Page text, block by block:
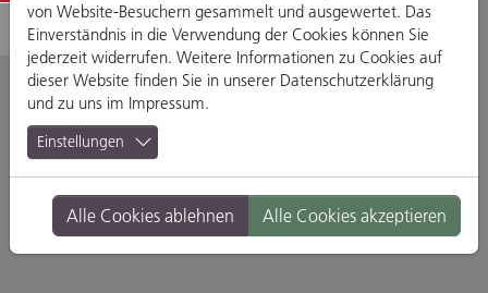
Café Charlotte
Untere Bachgasse 5, 93047 Regensburg
Branche: Cafés
Standort: Altstadt
von Website-Besuchern gesammelt und ausgewertet. Das
Einverständnis in die Verwendung der Cookies können Sie
jederzeit widerrufen. Weitere Informationen zu Cookies auf
dieser Website finden Sie in unserer Datenschutzerklärung
und zu uns im Impressum.
Einstellungen
Alle Cookies ablehnen Alle Cookies akzeptieren